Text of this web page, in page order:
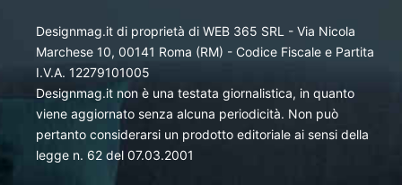
Designmag.it di proprietà di WEB 365 SRL - Via Nicola
Marchese 10, 00141 Roma (RM) - Codice Fiscale e Partita
I.V.A. 12279101005
Designmag.it non è una testata giornalistica, in quanto
viene aggiornato senza alcuna periodicità. Non può
pertanto considerarsi un prodotto editoriale ai sensi della
legge n. 62 del 07.03.2001